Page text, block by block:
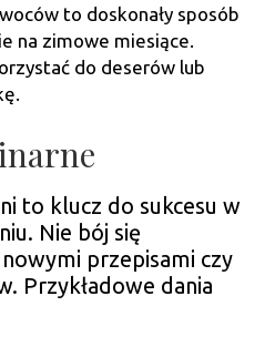
to doskonały sposób
na zimowe miesiące.
do deserów lub
to klucz do sukcesu w
Nie bój się
przepisami czy
Przykładowe dania